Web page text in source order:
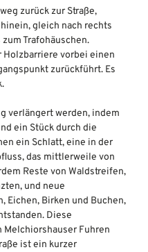
zurück zur Straße,
gleich nach rechts
Trafohäuschen.
Holzbarriere vorbei einen
zurückführt. Es
verlängert werden, indem
ein Stück durch die
ein Schlatt, eine in der
das mittlerweile von
Reste von Waldstreifen,
und neue
Eichen, Birken und Buchen,
Diese
Fuhren
ist ein kurzer